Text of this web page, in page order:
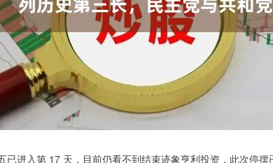
进入第 17 天，目前仍看不到结束迹象亨利投资，此次停摆
-34.08 -0.24%